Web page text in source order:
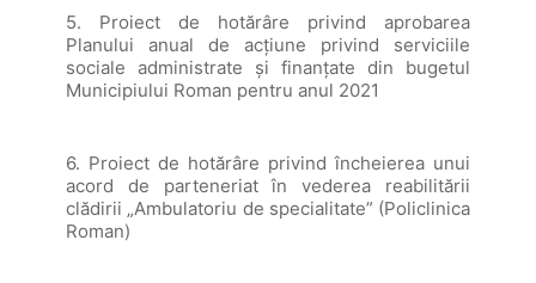
5. Proiect de hotărâre privind aprobarea
Planului anual de acţiune privind serviciile
sociale administrate și finanțate din bugetul
Municipiului Roman pentru anul 2021
6. Proiect de hotărâre privind încheierea unui
acord de parteneriat în vederea reabilitării
clădirii „Ambulatoriu de specialitate” (Policlinica
Roman)